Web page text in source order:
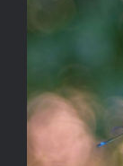
Kapcsolat